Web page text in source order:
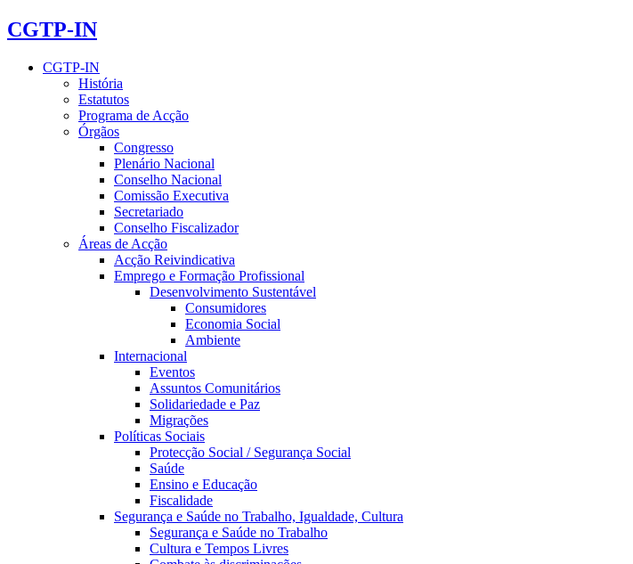
CGTP-IN
CGTP-IN
História
Estatutos
Programa de Acção
Órgãos
Congresso
Plenário Nacional
Conselho Nacional
Comissão Executiva
Secretariado
Conselho Fiscalizador
Áreas de Acção
Acção Reivindicativa
Emprego e Formação Profissional
Desenvolvimento Sustentável
Consumidores
Economia Social
Ambiente
Internacional
Eventos
Assuntos Comunitários
Solidariedade e Paz
Migrações
Políticas Sociais
Protecção Social / Segurança Social
Saúde
Ensino e Educação
Fiscalidade
Segurança e Saúde no Trabalho, Igualdade, Cultura
Segurança e Saúde no Trabalho
Cultura e Tempos Livres